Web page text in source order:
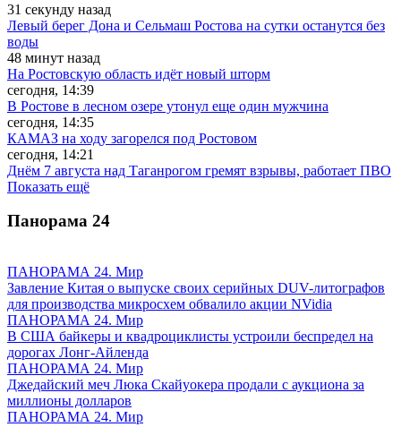
31 секунду назад
Левый берег Дона и Сельмаш Ростова на сутки останутся без
воды
48 минут назад
На Ростовскую область идёт новый шторм
сегодня, 14:39
В Ростове в лесном озере утонул еще один мужчина
сегодня, 14:35
КАМАЗ на ходу загорелся под Ростовом
сегодня, 14:21
Днём 7 августа над Таганрогом гремят взрывы, работает ПВО
Показать ещё
Панорама 24
ПАНОРАМА 24. Мир
Завление Китая о выпуске своих серийных DUV-литографов
для производства микросхем обвалило акции NVidia
ПАНОРАМА 24. Мир
В США байкеры и квадроциклисты устроили беспредел на
дорогах Лонг-Айленда
ПАНОРАМА 24. Мир
Джедайский меч Люка Скайуокера продали с аукциона за
миллионы долларов
ПАНОРАМА 24. Мир